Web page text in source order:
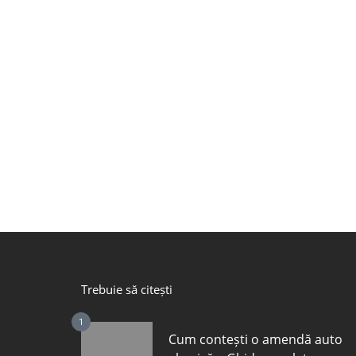
Trebuie să citești
1
Cum contești o amendă auto